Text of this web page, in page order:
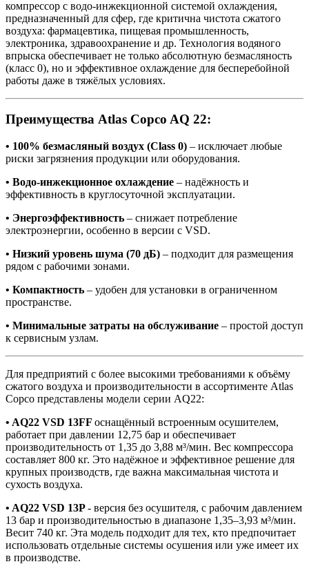
компрессор с водо-инжекционной системой охлаждения,
предназначенный для сфер, где критична чистота сжатого
воздуха: фармацевтика, пищевая промышленность,
электроника, здравоохранение и др. Технология водяного
впрыска обеспечивает не только абсолютную безмасляность
(класс 0), но и эффективное охлаждение для бесперебойной
работы даже в тяжёлых условиях.
Преимущества Atlas Copco AQ 22:
• 100% безмасляный воздух (Class 0) – исключает любые
риски загрязнения продукции или оборудования.
• Водо-инжекционное охлаждение – надёжность и
эффективность в круглосуточной эксплуатации.
• Энергоэффективность – снижает потребление
электроэнергии, особенно в версии с VSD.
• Низкий уровень шума (70 дБ) – подходит для размещения
рядом с рабочими зонами.
• Компактность – удобен для установки в ограниченном
пространстве.
• Минимальные затраты на обслуживание – простой доступ
к сервисным узлам.
Для предприятий с более высокими требованиями к объёму
сжатого воздуха и производительности в ассортименте Atlas
Copco представлены модели серии AQ22:
• AQ22 VSD 13FF оснащённый встроенным осушителем,
работает при давлении 12,75 бар и обеспечивает
производительность от 1,35 до 3,88 м³/мин. Вес компрессора
составляет 800 кг. Это надёжное и эффективное решение для
крупных производств, где важна максимальная чистота и
сухость воздуха.
• AQ22 VSD 13P- версия без осушителя, с рабочим давлением
13 бар и производительностью в диапазоне 1,35–3,93 м³/мин.
Весит 740 кг. Эта модель подходит для тех, кто предпочитает
использовать отдельные системы осушения или уже имеет их
в производстве.